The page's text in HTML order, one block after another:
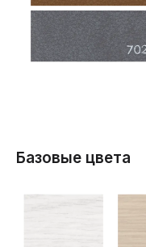
Базовые цвета